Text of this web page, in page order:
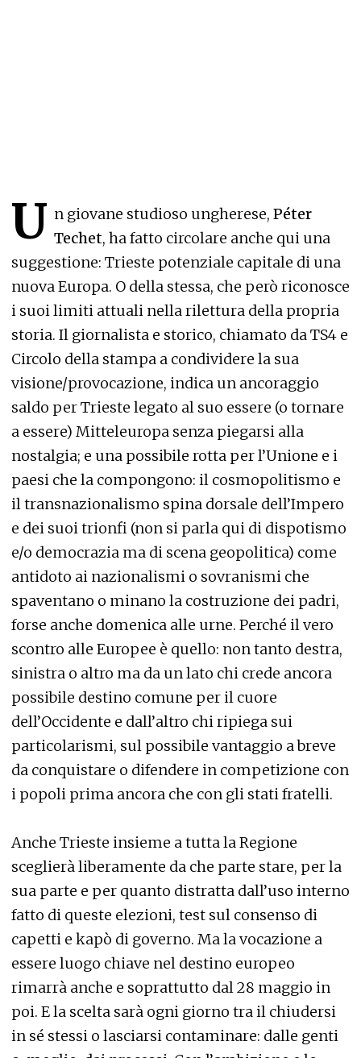
U n giovane studioso ungherese, Péter
Techet, ha fatto circolare anche qui una
suggestione: Trieste potenziale capitale di una
nuova Europa. O della stessa, che però riconosce
i suoi limiti attuali nella rilettura della propria
storia. Il giornalista e storico, chiamato da TS4 e
Circolo della stampa a condividere la sua
visione/provocazione, indica un ancoraggio
saldo per Trieste legato al suo essere (o tornare
a essere) Mitteleuropa senza piegarsi alla
nostalgia; e una possibile rotta per l’Unione e i
paesi che la compongono: il cosmopolitismo e
il transnazionalismo spina dorsale dell’Impero
e dei suoi trionfi (non si parla qui di dispotismo
e/o democrazia ma di scena geopolitica) come
antidoto ai nazionalismi o sovranismi che
spaventano o minano la costruzione dei padri,
forse anche domenica alle urne. Perché il vero
scontro alle Europee è quello: non tanto destra,
sinistra o altro ma da un lato chi crede ancora
possibile destino comune per il cuore
dell’Occidente e dall’altro chi ripiega sui
particolarismi, sul possibile vantaggio a breve
da conquistare o difendere in competizione con
i popoli prima ancora che con gli stati fratelli.
Anche Trieste insieme a tutta la Regione
sceglierà liberamente da che parte stare, per la
sua parte e per quanto distratta dall’uso interno
fatto di queste elezioni, test sul consenso di
capetti e kapò di governo. Ma la vocazione a
essere luogo chiave nel destino europeo
rimarrà anche e soprattutto dal 28 maggio in
poi. E la scelta sarà ogni giorno tra il chiudersi
in sé stessi o lasciarsi contaminare: dalle genti